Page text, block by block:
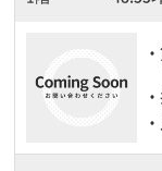
備なので、車の必